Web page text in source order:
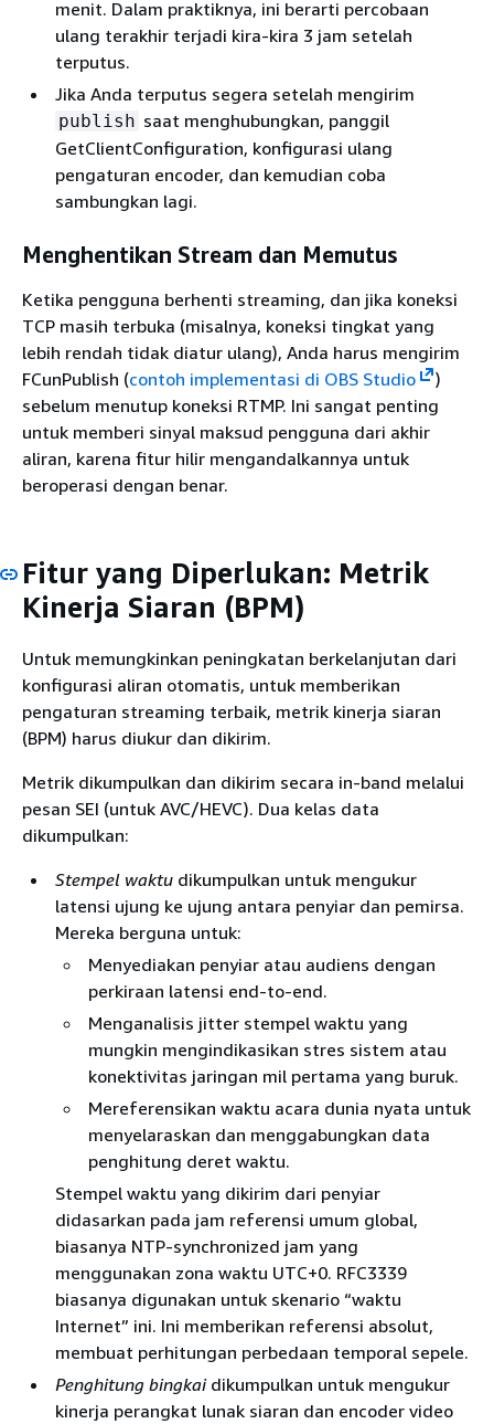
menit. Dalam praktiknya, ini berarti percobaan
ulang terakhir terjadi kira-kira 3 jam setelah
terputus.
Jika Anda terputus segera setelah mengirim
publish saat menghubungkan, panggil
GetClientConfiguration, konfigurasi ulang
pengaturan encoder, dan kemudian coba
sambungkan lagi.
Menghentikan Stream dan Memutus
Ketika pengguna berhenti streaming, dan jika koneksi
TCP masih terbuka (misalnya, koneksi tingkat yang
lebih rendah tidak diatur ulang), Anda harus mengirim
FCunPublish (contoh implementasi di OBS Studio
)
sebelum menutup koneksi RTMP. Ini sangat penting
untuk memberi sinyal maksud pengguna dari akhir
aliran, karena fitur hilir mengandalkannya untuk
beroperasi dengan benar.
Fitur yang Diperlukan: Metrik
Kinerja Siaran (BPM)
Untuk memungkinkan peningkatan berkelanjutan dari
konfigurasi aliran otomatis, untuk memberikan
pengaturan streaming terbaik, metrik kinerja siaran
(BPM) harus diukur dan dikirim.
Metrik dikumpulkan dan dikirim secara in-band melalui
pesan SEI (untuk AVC/HEVC). Dua kelas data
dikumpulkan:
Stempel waktu dikumpulkan untuk mengukur
latensi ujung ke ujung antara penyiar dan pemirsa.
Mereka berguna untuk:
Menyediakan penyiar atau audiens dengan
perkiraan latensi end-to-end.
Menganalisis jitter stempel waktu yang
mungkin mengindikasikan stres sistem atau
konektivitas jaringan mil pertama yang buruk.
Mereferensikan waktu acara dunia nyata untuk
menyelaraskan dan menggabungkan data
penghitung deret waktu.
Stempel waktu yang dikirim dari penyiar
didasarkan pada jam referensi umum global,
biasanya NTP-synchronized jam yang
menggunakan zona waktu UTC+0. RFC3339
biasanya digunakan untuk skenario “waktu
Internet” ini. Ini memberikan referensi absolut,
membuat perhitungan perbedaan temporal sepele.
Penghitung bingkaidikumpulkan untuk mengukur
kinerja perangkat lunak siaran dan encoder video